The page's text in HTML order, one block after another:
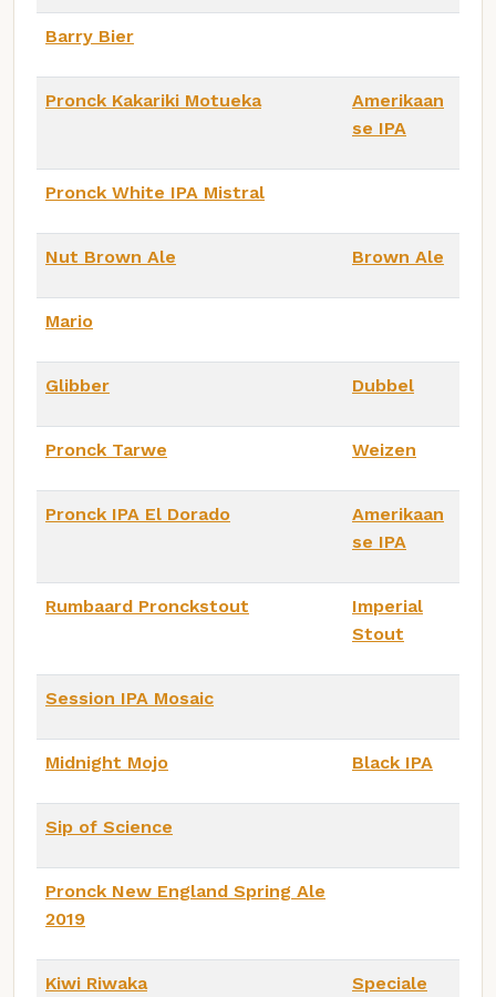
Barry Bier
Pronck Kakariki Motueka
Amerikaan
se IPA
Pronck White IPA Mistral
Nut Brown Ale Brown Ale
Mario
Glibber Dubbel
Pronck Tarwe Weizen
Pronck IPA El Dorado
Amerikaan
se IPA
Rumbaard Pronckstout
Imperial
Stout
Session IPA Mosaic
Midnight Mojo Black IPA
Sip of Science
Pronck New England Spring Ale
2019
Kiwi Riwaka
Speciale